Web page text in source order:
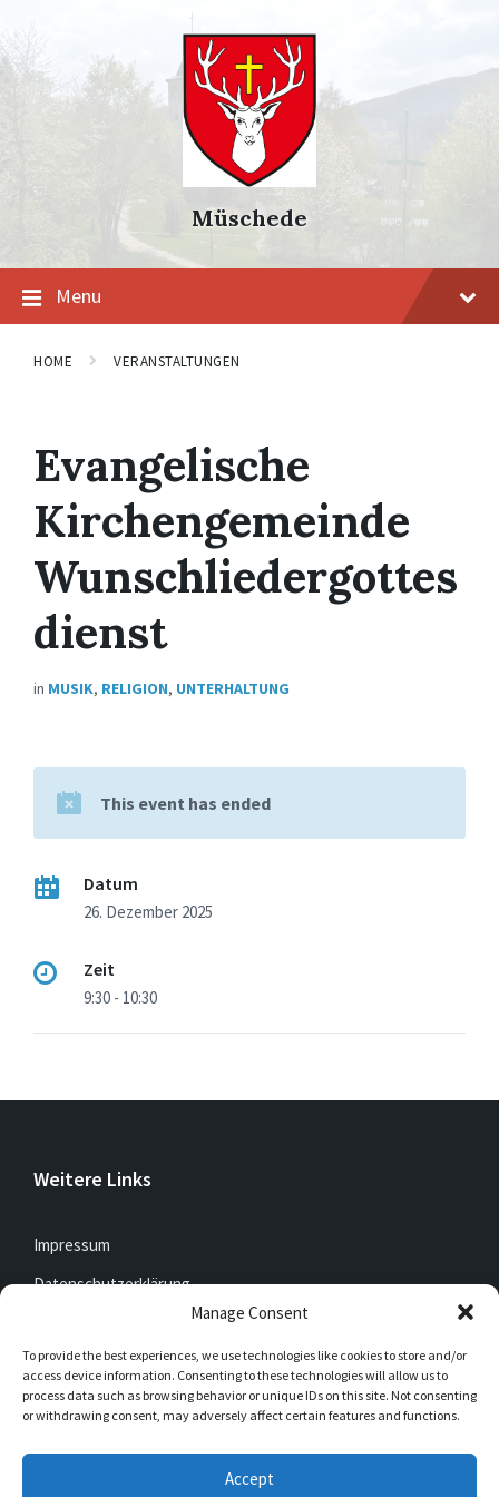
Manage Consent
To provide the best experiences, we use technologies like cookies to store and/or
access device information. Consenting to these technologies will allow us to
process data such as browsing behavior or unique IDs on this site. Not consenting
or withdrawing consent, may adversely affect certain features and functions.
Accept
to
content
to
main
navigation
to
footer
Müschede
Menu
HOME VERANSTALTUNGEN
Evangelische
Kirchengemeinde
Wunschliedergottes
dienst
in MUSIK, RELIGION, UNTERHALTUNG
This event has ended
Datum
26. Dezember 2025
Zeit
9:30 - 10:30
Weitere Links
Impressum
Datenschutzerklärung
Jetzt mitfunken!
Bleibt auch unterwegs immer auf dem Laufenden mit
DorfFunk!